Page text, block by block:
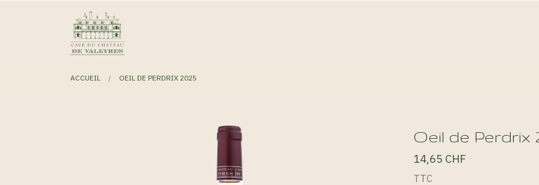
ACCUEIL OEIL DE PERDRIX 2025
Oeil de Perdrix
14,65 CHF
TTC